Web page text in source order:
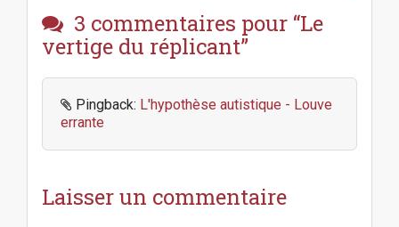
t
n
a
v
t
o
n
3 commentaires pour “Le
vertige du réplicant”
Pingback: L'hypothèse autistique - Louve
errante
Laisser un commentaire